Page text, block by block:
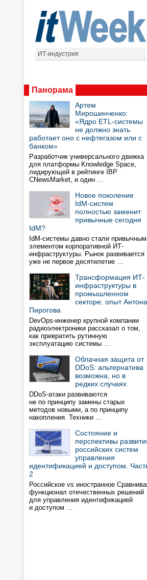
ИТ-индустрия
Панорама
Артем
Мирошинченко:
«Ядро ETL-системы
не должно знать
работает оно с нефтегазом или с
банком»
Разработчик универсального движка
для платформы Knowledge Space,
лидирующей в рейтинге IBP
CNewsMarket, и один …
Новое поколение
IdM-систем
полностью заменит
привычные сегодня
IdM?
IdM-системы давно стали привычным
элементом корпоративной ИТ-
инфраструктуры. Рынок развивается
уже не первое десятилетие …
Трансформация ИТ-
инфраструктуры в
промышленном
секторе: опыт Антона
Пирогова
DevOps-инженер крупной компании
радиоэлектроники рассказал о том,
как превратить рутинную
эксплуатацию системы …
Облачная защита от
DDoS: альтернатива
возможна, но в
редких случаях
DDoS-атаки развиваются
не по принципу замены старых
методов новыми, а по принципу
накопления. Техники …
Состояние и
перспективы
российских систем
управления
идентификацией и доступом.
2
Российское vs иностранное
функционал отечественных решений
для управления идентификацией
и доступом …